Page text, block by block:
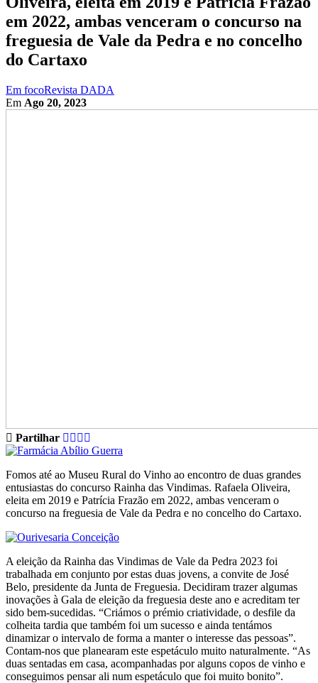
em 2022, ambas venceram o concurso na
freguesia de Vale da Pedra e no concelho
do Cartaxo
Em focoRevista DADA
Em Ago 20, 2023
Partilhar
Fomos até ao Museu Rural do Vinho ao encontro de duas grandes
entusiastas do concurso Rainha das Vindimas. Rafaela Oliveira,
eleita em 2019 e Patrícia Frazão em 2022, ambas venceram o
concurso na freguesia de Vale da Pedra e no concelho do Cartaxo.
A eleição da Rainha das Vindimas de Vale da Pedra 2023 foi
trabalhada em conjunto por estas duas jovens, a convite de José
Belo, presidente da Junta de Freguesia. Decidiram trazer algumas
inovações à Gala de eleição da freguesia deste ano e acreditam ter
sido bem-sucedidas. “Criámos o prémio criatividade, o desfile da
colheita tardia que também foi um sucesso e ainda tentámos
dinamizar o intervalo de forma a manter o interesse das pessoas”.
Contam-nos que planearam este espetáculo muito naturalmente. “As
duas sentadas em casa, acompanhadas por alguns copos de vinho e
conseguimos pensar ali num espetáculo que foi muito bonito”.